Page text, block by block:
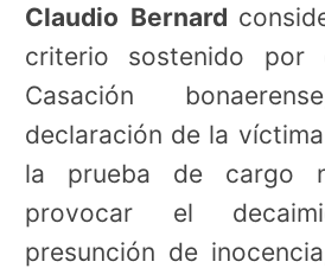
Claudio Bernard
criterio sostenido por
Casación
declaración de la
la prueba de cargo
provocar el
presunción de